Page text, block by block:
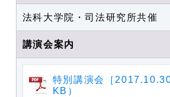
法科大学院・司法研究所共催
講演会案内
特別講演会［
KB）